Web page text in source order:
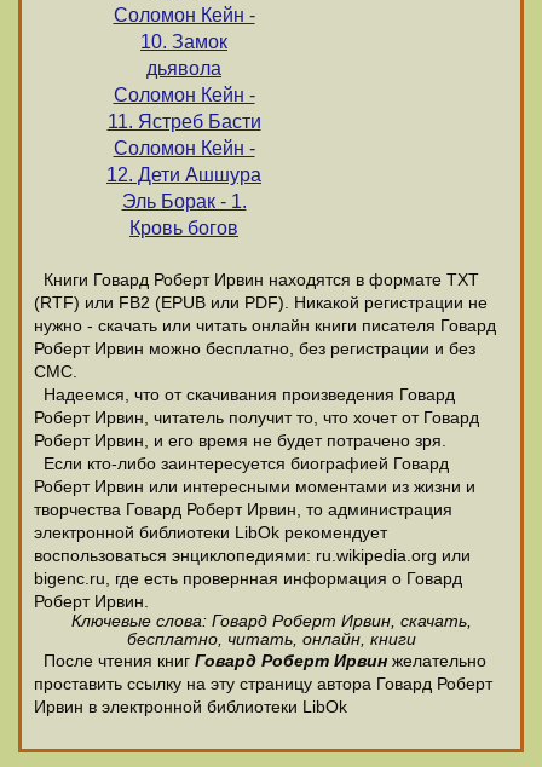
Соломон Кейн -
10. Замок
дьявола
Соломон Кейн -
11. Ястреб Басти
Соломон Кейн -
12. Дети Ашшура
Эль Борак - 1.
Кровь богов
Книги Говард Роберт Ирвин находятся в формате ТХТ
(RTF) или FB2 (EPUB или PDF). Никакой регистрации не
нужно - скачать или читать онлайн книги писателя Говард
Роберт Ирвин можно бесплатно, без регистрации и без
СМС.
Надеемся, что от скачивания произведения Говард
Роберт Ирвин, читатель получит то, что хочет от Говард
Роберт Ирвин, и его время не будет потрачено зря.
Если кто-либо заинтересуется биографией Говард
Роберт Ирвин или интересными моментами из жизни и
творчества Говард Роберт Ирвин, то администрация
электронной библиотеки LibOk рекомендует
воспользоваться энциклопедиями: ru.wikipedia.org или
bigenc.ru, где есть провернная информация о Говард
Роберт Ирвин.
Ключевые слова: Говард Роберт Ирвин, скачать,
бесплатно, читать, онлайн, книги
После чтения книг Говард Роберт Ирвин желательно
проставить ссылку на эту страницу автора Говард Роберт
Ирвин в электронной библиотеки LibOk